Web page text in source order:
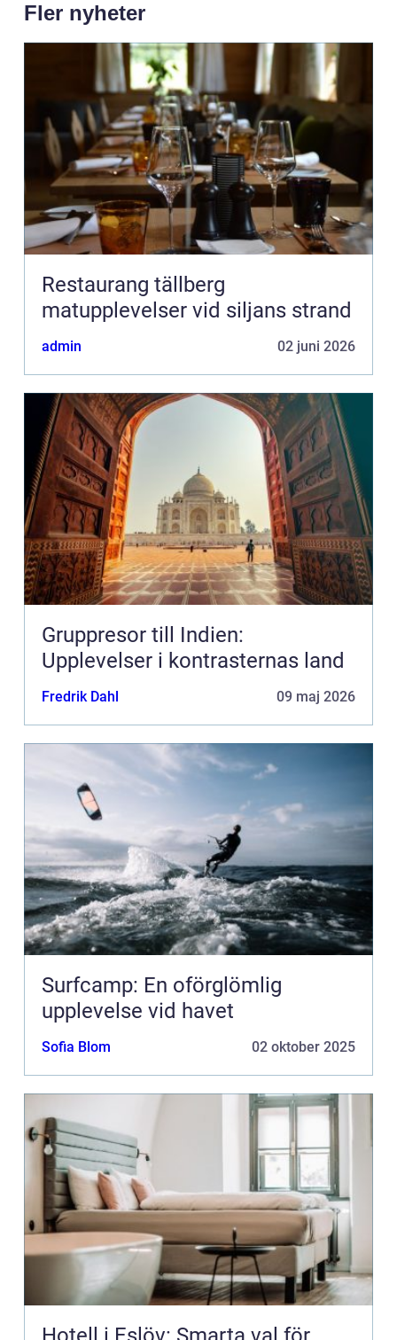
Fler nyheter
Restaurang tällberg
matupplevelser vid siljans strand
admin 02 juni 2026
Gruppresor till Indien:
Upplevelser i kontrasternas land
Fredrik Dahl 09 maj 2026
Surfcamp: En oförglömlig
upplevelse vid havet
Sofia Blom 02 oktober 2025